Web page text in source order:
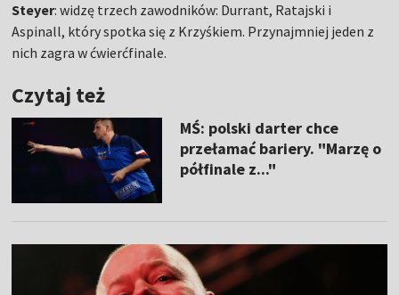
Steyer: widzę trzech zawodników: Durrant, Ratajski i
Aspinall, który spotka się z Krzyśkiem. Przynajmniej jeden z
nich zagra w ćwierćfinale.
Czytaj też
MŚ: polski darter chce
przełamać bariery. "Marzę o
półfinale z..."